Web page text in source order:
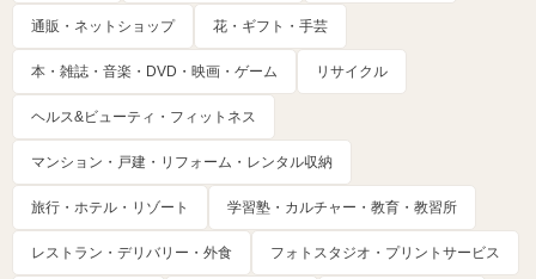
通販・ネットショップ 花・ギフト・手芸
本・雑誌・音楽・DVD・映画・ゲーム リサイクル
ヘルス&ビューティ・フィットネス
マンション・戸建・リフォーム・レンタル収納
旅行・ホテル・リゾート 学習塾・カルチャー・教育・教習所
レストラン・デリバリー・外食 フォトスタジオ・プリントサービス